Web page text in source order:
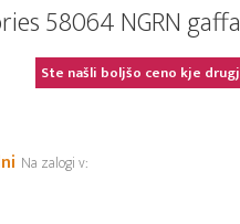
58064 NGRN
Ste našli boljšo ceno kje
Na zalogi v: